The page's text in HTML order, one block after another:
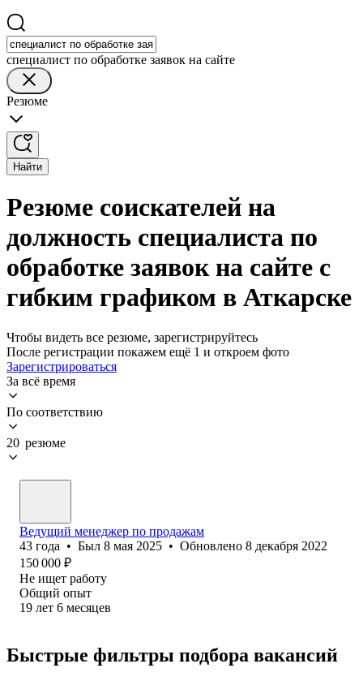
специалист по обработке заявок на сайте
Резюме
Найти
Резюме соискателей на
должность специалиста по
обработке заявок на сайте с
гибким графиком в Аткарске
Чтобы видеть все резюме, зарегистрируйтесь
После регистрации покажем ещё 1 и откроем фото
Зарегистрироваться
За всё время
По соответствию
20 резюме
Ведущий менеджер по продажам
43 года • Был 8 мая 2025 • Обновлено 8 декабря 2022
150 000 ₽
Не ищет работу
Общий опыт
19 лет 6 месяцев
Быстрые фильтры подбора вакансий